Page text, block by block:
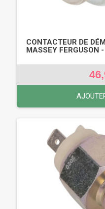
CONTACTEUR DE
MASSEY FERGUSON